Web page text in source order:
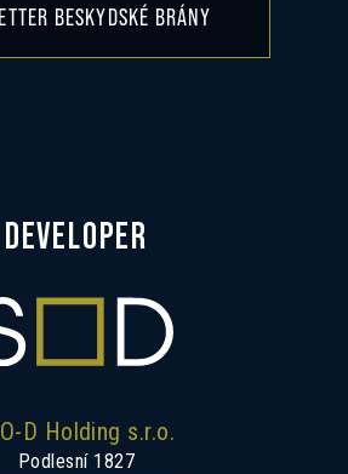
BESKYDSKÉ BRÁNY
DEVELOPER
D Holding s.r.o.
Podlesní 1827